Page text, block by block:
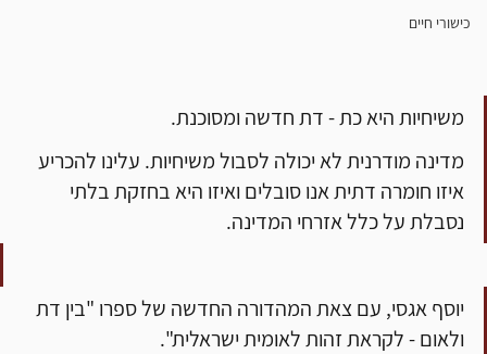
כישורי חיים
משיחיות היא כת - דת חדשה ומסוכנת.
מדינה מודרנית לא יכולה לסבול משיחיות. עלינו להכריע
איזו חומרה דתית אנו סובלים ואיזו היא בחזקת בלתי
נסבלת על כלל אזרחי המדינה.
יוסף אגסי, עם צאת המהדורה החדשה של ספרו "בין דת
ולאום - לקראת זהות לאומית ישראלית".